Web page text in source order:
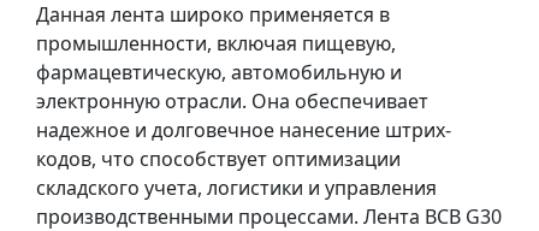
Данная лента широко применяется в
промышленности, включая пищевую,
фармацевтическую, автомобильную и
электронную отрасли. Она обеспечивает
надежное и долговечное нанесение штрих-
кодов, что способствует оптимизации
складского учета, логистики и управления
производственными процессами. Лента BCB G30